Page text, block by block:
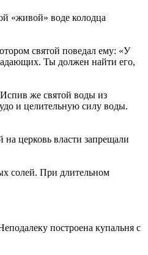
«живой» воде колодца
святой поведал ему: «У
Ты должен найти его,
же святой воды из
и целительную силу воды.
церковь власти запрещали
солей. При длительном
построена купальня с